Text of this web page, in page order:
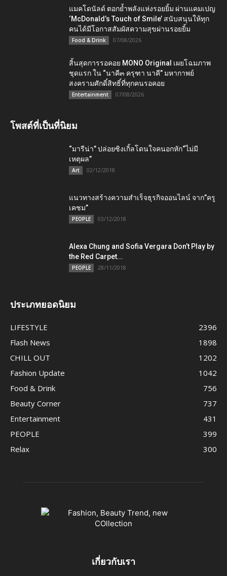
แมคโดนัลด์ ตอกย้ำพลังแห่งรอยยิ้ม ผ่านแคมเปญ
‘McDonald’s Touch of Smile’ สนับสนุนให้ทุก
คนได้มีโอกาสสัมผัสความสุขผ่านรอยยิ้ม
Food & Drink 07/08/2026
สิ้นสุดการรอคอย MONO Original เผยโฉมภาพ
ชุดแรก ใน “นาคี๓ ครุฑา นาคี” มหากาพย์
สงครามศักดิ์สิทธิ์ที่ทุกคนรอคอย
Entertainment 07/08/2026
โพสต์ที่เป็นที่นิยม
“มารีน่า” ปล่อยซิงเกิ้ลโดนใจคนอกหัก“ไม่มี
เหตุผล”
Art 02/12/2018
แนวทางสร้างความสำเร็จธุรกิจออนไลน์ จาก”ครู
เคชม”
PEOPLE 03/12/2018
Alexa Chung and Sofia Vergara Don’t Play by
the Red Carpet...
PEOPLE 28/11/2018
ประเภทยอดนิยม
LIFESTYLE
2396
Flash News
1898
CHILL OUT
1202
Fashion Update
1042
Food & Drink
756
Beauty Corner
737
Entertainment
431
PEOPLE
399
Relax
300
เกี่ยวกับเรา